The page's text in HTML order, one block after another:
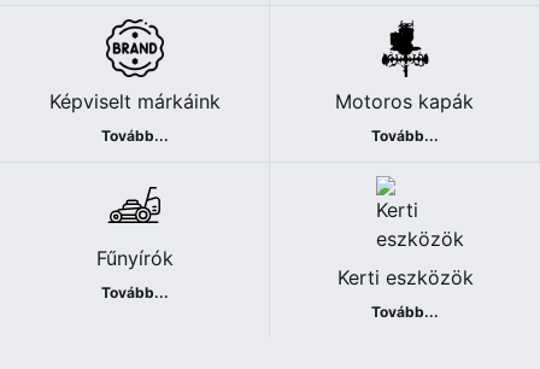
Képviselt márkáink
Tovább...
Motoros kapák
Tovább...
Fűnyírók
Tovább...
Kerti eszközök
Tovább...